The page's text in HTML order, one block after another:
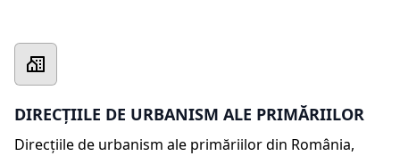
DIRECȚIILE DE URBANISM ALE PRIMĂRIILOR
Direcțiile de urbanism ale primăriilor din România,